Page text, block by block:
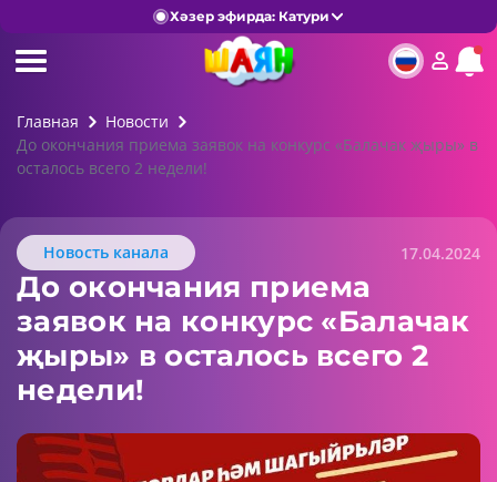
Хәзер эфирда: Катури
Главная
Новости
До окончания приема заявок на конкурс «Балачак җыры» в
осталось всего 2 недели!
Новость канала 17.04.2024
До окончания приема
заявок на конкурс «Балачак
җыры» в осталось всего 2
недели!